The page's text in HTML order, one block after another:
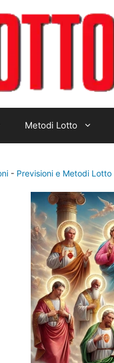
Metodi Lotto
- Previsioni e Metodi Lotto